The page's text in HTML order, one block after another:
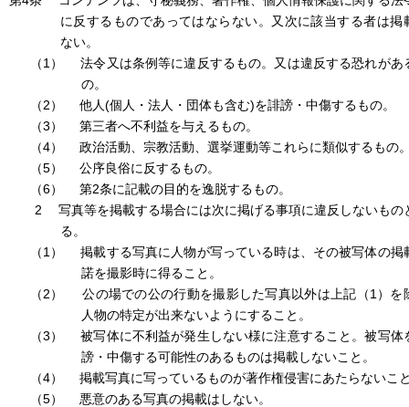
に反するものであってはならない。又次に該当する者は掲
ない。
（1）
法令又は条例等に違反するもの。又は違反する恐れがあ
の。
（2） 他人(個人・法人・団体も含む)を誹謗・中傷するもの。
（3） 第三者へ不利益を与えるもの。
（4） 政治活動、宗教活動、選挙運動等これらに類似するもの
（5） 公序良俗に反するもの。
（6） 第2条に記載の目的を逸脱するもの。
2
写真等を掲載する場合には次に掲げる事項に違反しないもの
る。
（1）
掲載する写真に人物が写っている時は、その被写体の掲
諾を撮影時に得ること。
（2） 公の場での公の行動を撮影した写真以外は上記（ 1）を
人物の特定が出来ないようにすること。
（3）
被写体に不利益が発生しない様に注意すること。被写体
謗・中傷する可能性のあるものは掲載しないこと。
（4） 掲載写真に写っているものが著作権侵害にあたらないこ
（5） 悪意のある写真の掲載はしない。